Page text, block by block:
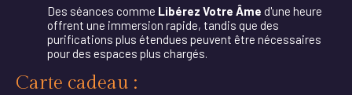
Des séances comme Libérez Votre Âme d'une heure
offrent une immersion rapide, tandis que des
purifications plus étendues peuvent être nécessaires
pour des espaces plus chargés.
Carte cadeau :